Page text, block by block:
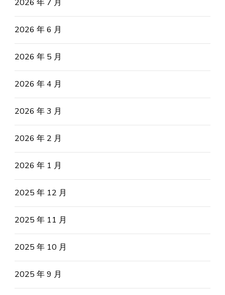
2026 年 7 月
2026 年 6 月
2026 年 5 月
2026 年 4 月
2026 年 3 月
2026 年 2 月
2026 年 1 月
2025 年 12 月
2025 年 11 月
2025 年 10 月
2025 年 9 月